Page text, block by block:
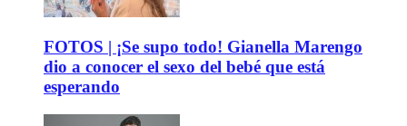
FOTOS | ¡Se supo todo! Gianella Marengo
dio a conocer el sexo del bebé que está
esperando